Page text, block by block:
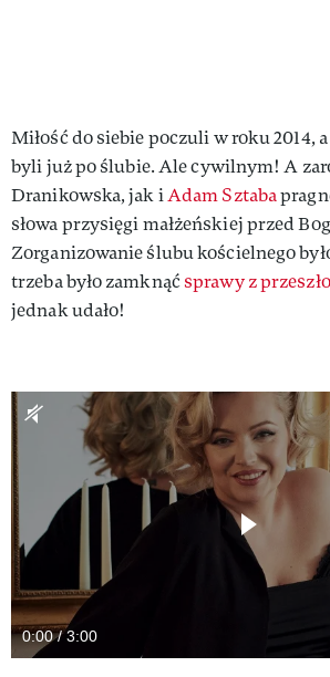
Miłość do siebie poczuli w roku 2014,
byli już po ślubie. Ale cywilnym! A
Dranikowska, jak iAdam Sztaba
słowa przysięgi małżeńskiej przed
Zorganizowanie ślubu kościelnego
trzeba było zamknąćsprawy z
jednak udało!
0:00 / 3:00